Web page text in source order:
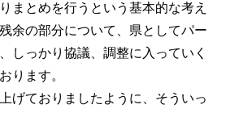
まとめを行うという基本的な考え
余の部分について、県としてパー
しっかり協議、調整に入っていく
ります。
げておりましたように、そういっ